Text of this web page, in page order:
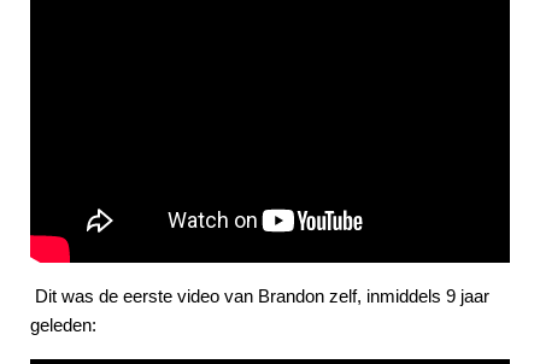
Dit was de eerste video van Brandon zelf, inmiddels 9 jaar
geleden: